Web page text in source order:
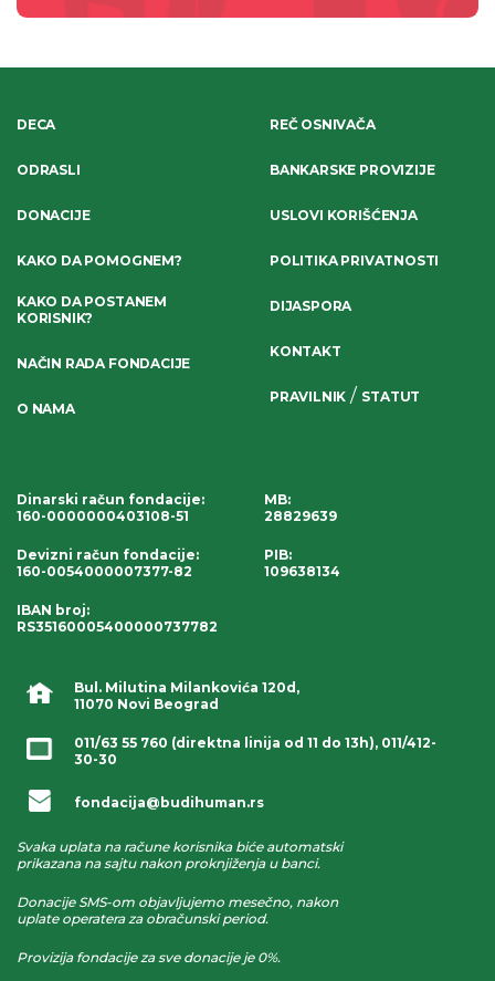
Bul. Milutina Milankovića 120d,
11070 Novi Beograd
011/63 55 760 (direktna linija od 11 do 13h), 011/412-
30-30
fondacija@budihuman.rs
Svaka uplata na račune korisnika biće automatski
prikazana na sajtu nakon proknjiženja u banci.
Donacije SMS-om objavljujemo mesečno, nakon
uplate operatera za obračunski period.
Provizija fondacije za sve donacije je 0%.
DECA
ODRASLI
DONACIJE
KAKO DA POMOGNEM?
KAKO DA POSTANEM
KORISNIK?
NAČIN RADA FONDACIJE
O NAMA
REČ OSNIVAČA
BANKARSKE PROVIZIJE
USLOVI KORIŠĆENJA
POLITIKA PRIVATNOSTI
DIJASPORA
KONTAKT
PRAVILNIK / STATUT
Dinarski račun fondacije:
160-0000000403108-51
Devizni račun fondacije:
160-0054000007377-82
IBAN broj:
RS35160005400000737782
MB:
28829639
PIB:
109638134